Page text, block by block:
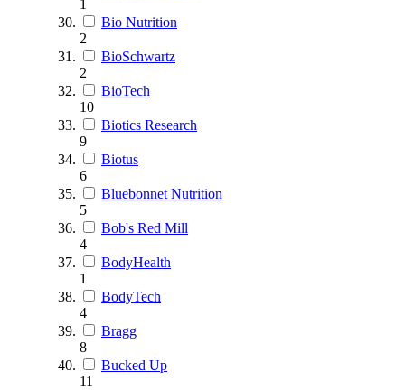
1
Bio Nutrition
2
BioSchwartz
2
BioTech
10
Biotics Research
9
Biotus
6
Bluebonnet Nutrition
5
Bob's Red Mill
4
BodyHealth
1
BodyTech
4
Bragg
8
Bucked Up
11